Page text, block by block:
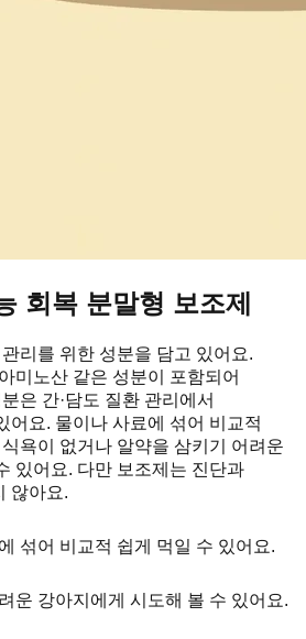
회복 분말형 보조제
리를 위한 성분을 담고 있어요.
미노산 같은 성분이 포함되어
은 간·담도 질환 관리에서
어요. 물이나 사료에 섞어 비교적
욕이 없거나 알약을 삼키기 어려운
있어요. 다만 보조제는 진단과
않아요.
섞어 비교적 쉽게 먹일 수 있어요.
운 강아지에게 시도해 볼 수 있어요.